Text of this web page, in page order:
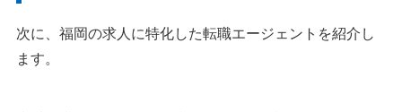
次に、福岡の求人に特化した転職エージェントを紹介し
ます。